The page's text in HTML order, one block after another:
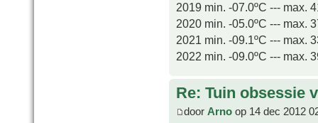
2019 min. -07.0ºC --- max.
2020 min. -05.0ºC --- max.
2021 min. -09.1ºC --- max.
2022 min. -09.0ºC --- max.
Re: Tuin obsessie
door Arno op 14 dec 2012